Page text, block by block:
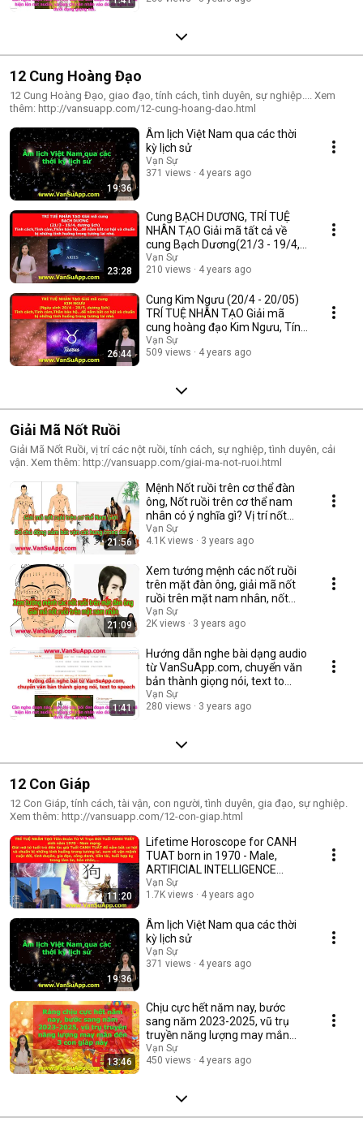
12 Cung Hoàng Đạo
12 Cung Hoàng Đạo, giao đạo, tính cách, tình duyên, sự nghiệp.... Xem
thêm: http://vansuapp.com/12-cung-hoang-dao.html
19:36
Âm lịch Việt Nam qua các thời
kỳ lịch sử
Vạn Sự
371 views
4 years ago
23:28
Cung BẠCH DƯƠNG, TRÍ TUỆ
NHÂN TẠO Giải mã tất cả về
cung Bạch Dương(21/3 - 19/4,
dương lịch)
Vạn Sự
210 views
4 years ago
26:44
Cung Kim Ngưu (20/4 - 20/05)
TRÍ TUỆ NHÂN TẠO Giải mã
cung hoàng đạo Kim Ngưu, Tính
cách,...
Vạn Sự
509 views
4 years ago
Giải Mã Nốt Ruồi
Giải Mã Nốt Ruồi, vị trí các nột ruồi, tính cách, sự nghiệp, tình duyên, cải
vận. Xem thêm: http://vansuapp.com/giai-ma-not-ruoi.html
21:56
Mệnh Nốt ruồi trên cơ thể đàn
ông, Nốt ruồi trên cơ thể nam
nhân có ý nghĩa gì? Vị trí nốt
ruồi
Vạn Sự
4.1K views
3 years ago
21:09
Xem tướng mệnh các nốt ruồi
trên mặt đàn ông, giải mã nốt
ruồi trên mặt nam nhân, nốt
ruồi cát hung
Vạn Sự
2K views
3 years ago
1:41
Hướng dẫn nghe bài dạng audio
từ VanSuApp.com, chuyển văn
bản thành giọng nói, text to
speech
Vạn Sự
280 views
3 years ago
12 Con Giáp
12 Con Giáp, tính cách, tài vận, con người, tình duyên, gia đạo, sự nghiệp.
Xem thêm: http://vansuapp.com/12-con-giap.html
11:20
Lifetime Horoscope for CANH
TUAT born in 1970 - Male,
ARTIFICIAL INTELLIGENCE
Prediction, decodin...
Vạn Sự
1.7K views
4 years ago
19:36
Âm lịch Việt Nam qua các thời
kỳ lịch sử
Vạn Sự
371 views
4 years ago
13:46
Chịu cực hết năm nay, bước
sang năm 2023-2025, vũ trụ
truyền năng lượng may mắn
đến 3 con giáp này
Vạn Sự
450 views
4 years ago